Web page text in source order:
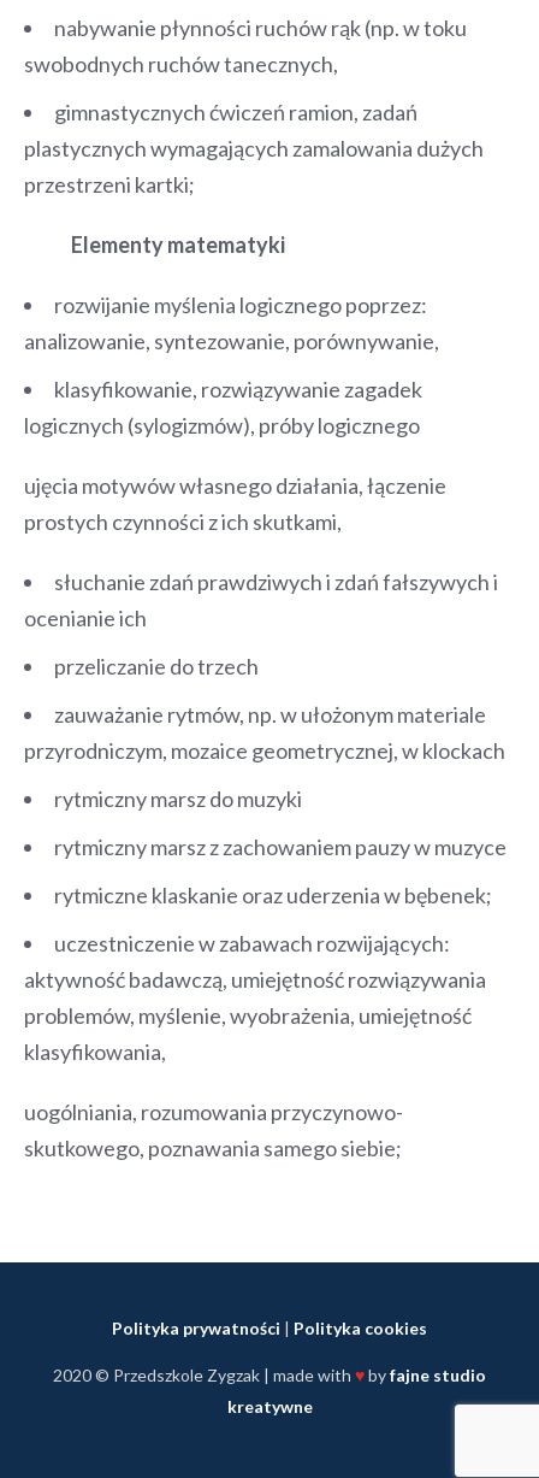
nabywanie płynności ruchów rąk (np. w toku
swobodnych ruchów tanecznych,
gimnastycznych ćwiczeń ramion, zadań
plastycznych wymagających zamalowania dużych
przestrzeni kartki;
Elementy matematyki
rozwijanie myślenia logicznego poprzez:
analizowanie, syntezowanie, porównywanie,
klasyfikowanie, rozwiązywanie zagadek
logicznych (sylogizmów), próby logicznego
ujęcia motywów własnego działania, łączenie
prostych czynności z ich skutkami,
słuchanie zdań prawdziwych i zdań fałszywych i
ocenianie ich
przeliczanie do trzech
zauważanie rytmów, np. w ułożonym materiale
przyrodniczym, mozaice geometrycznej, w klockach
rytmiczny marsz do muzyki
rytmiczny marsz z zachowaniem pauzy w muzyce
rytmiczne klaskanie oraz uderzenia w bębenek;
uczestniczenie w zabawach rozwijających:
aktywność badawczą, umiejętność rozwiązywania
problemów, myślenie, wyobrażenia, umiejętność
klasyfikowania,
uogólniania, rozumowania przyczynowo-
skutkowego, poznawania samego siebie;
Polityka prywatności | Polityka cookies
2020 © Przedszkole Zygzak | made with ♥byfajne studio
kreatywne